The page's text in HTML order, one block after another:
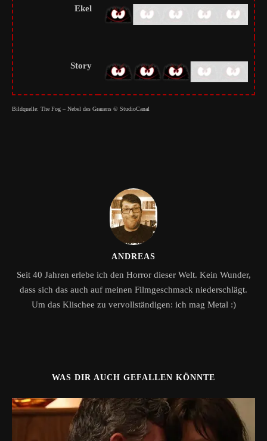
Ekel
Story
Bildquelle: The Fog – Nebel des Grauens © StudioCanal
ANDREAS
Seit 40 Jahren erlebe ich den Horror dieser Welt. Kein Wunder,
dass sich das auch auf meinen Filmgeschmack niederschlägt.
Um das Klischee zu vervollständigen: ich mag Metal :)
WAS DIR AUCH GEFALLEN KÖNNTE